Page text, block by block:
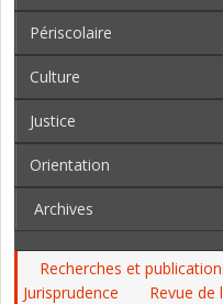
Périscolaire
Culture
Justice
Orientation
Archives
Recherches et
Jurisprudence
Revue de